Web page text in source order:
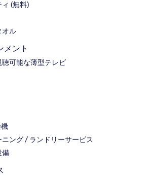
(無料)
オル
メント
可能な薄型テレビ
ニング / ランドリーサービス
備